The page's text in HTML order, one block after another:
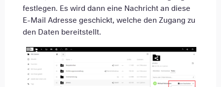
festlegen. Es wird dann eine Nachricht an diese
E-Mail Adresse geschickt, welche den Zugang zu
den Daten bereitstellt.